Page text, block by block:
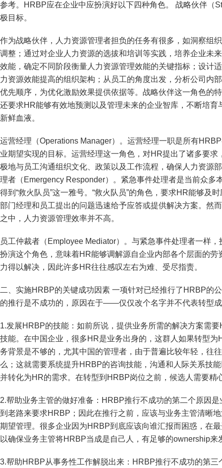
参考。HRBP应在企业中应扮演好以下四种角色。 战略伙伴（
极目标。
作为战略伙伴，人力资源管理者担负的任务有很多，如洞察组
调整；通过对企业人力资源的选拔和培训等实践，培养企业未
效能，确定不同阶段衡量人力资源管理效能的关键指标；设计
力资源效能提高的组织架构；从员工的角度出发，分析公司内
优先顺序，为优化激励效果提供依据等。战略伙伴这一角色的
还要求HR能够有效地预测以及管理未来的企业智库，不断培
新鲜血液。
运营经理（Operations Manager）。运营经理一职是所有
业期望实现的目标。运营经理这一角色，对HR提出了诸多要
极地与员工沟通组织文化、政策以及工作流程，确保人力资源
理者（Emergency Responder）。紧急事件处理者是当前众多
得到“救火队员”这一雅号。“救火队员”的角色，要求HR能够及
部门经理和员工提出的问题迅速给予应答或提供解决方案。然
之中，人力资源管理效率并不高。
员工仲裁者（Employee Mediator）。与紧急事件处理者一样
扮演这个角色，意味着HR能够调解源自企业内部各个层面的
力得以解决，因此许多HR往往感叹左右为难、受尽指责。
二、实施HRBP的关键成功因素 一项针对已经推行了HRBP的
的推行是不成功的，原因在于——仅仅改个名字并不代表转型
1.发展HRBP的技能：如前所说，提供业务所需的解决方案需
技能。在中国企业，很多HR是业务出身的，这群人如果转型
务背景是不够的，尤其中国的管理者，由于普遍比较年轻，往
么；这就需要系统提升HRBP的咨询技能，沟通和人际关系技
并转化为HR的需求。在转型到HRBP岗位之前，候选人需要精
2.帮助业务主管的做好准备：HRBP推行不成功的第二个原因
到老路来要求HRBP；因此在推行之前，应该与业务主管清晰
期望管理。很多企业因为HRBP到底应该向谁汇报而困惑，在
以确保业务主管将HRBP当成是自己人，有足够的ownership来
3.帮助HRBP从事务性工作解脱出来：HRBP推行不成功的第